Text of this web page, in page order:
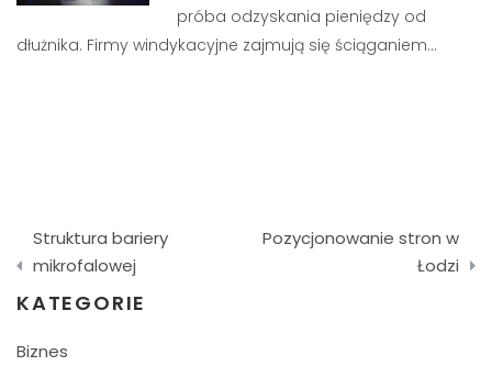
próba odzyskania pieniędzy od
dłużnika. Firmy windykacyjne zajmują się ściąganiem…
Nawigacja
wpisu
Struktura bariery
mikrofalowej
Pozycjonowanie stron w
Łodzi
KATEGORIE
Biznes